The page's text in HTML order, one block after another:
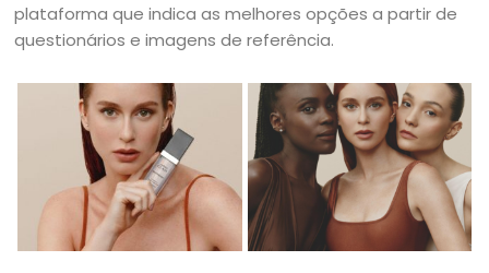
plataforma que indica as melhores opções a partir de
questionários e imagens de referência.